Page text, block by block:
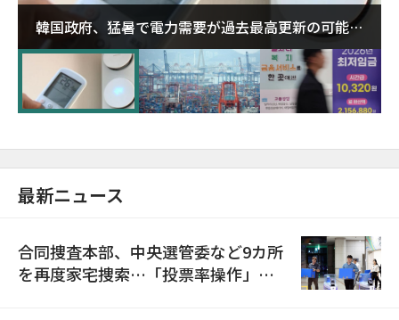
韓国政府、猛暑で電力需要が過去最高更新の可能性
に需給対応体制を点検
最新ニュース
合同捜査本部、中央選管委など9カ所
を再度家宅捜索…「投票率操作」の